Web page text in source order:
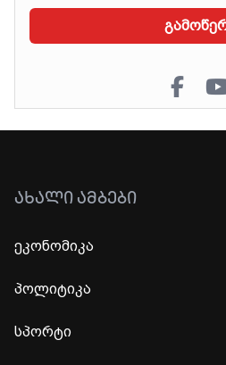
ᲐᲮᲐᲚᲘ ᲐᲛᲑᲔᲑᲘ
ეკონომიკა
პოლიტიკა
სპორტი